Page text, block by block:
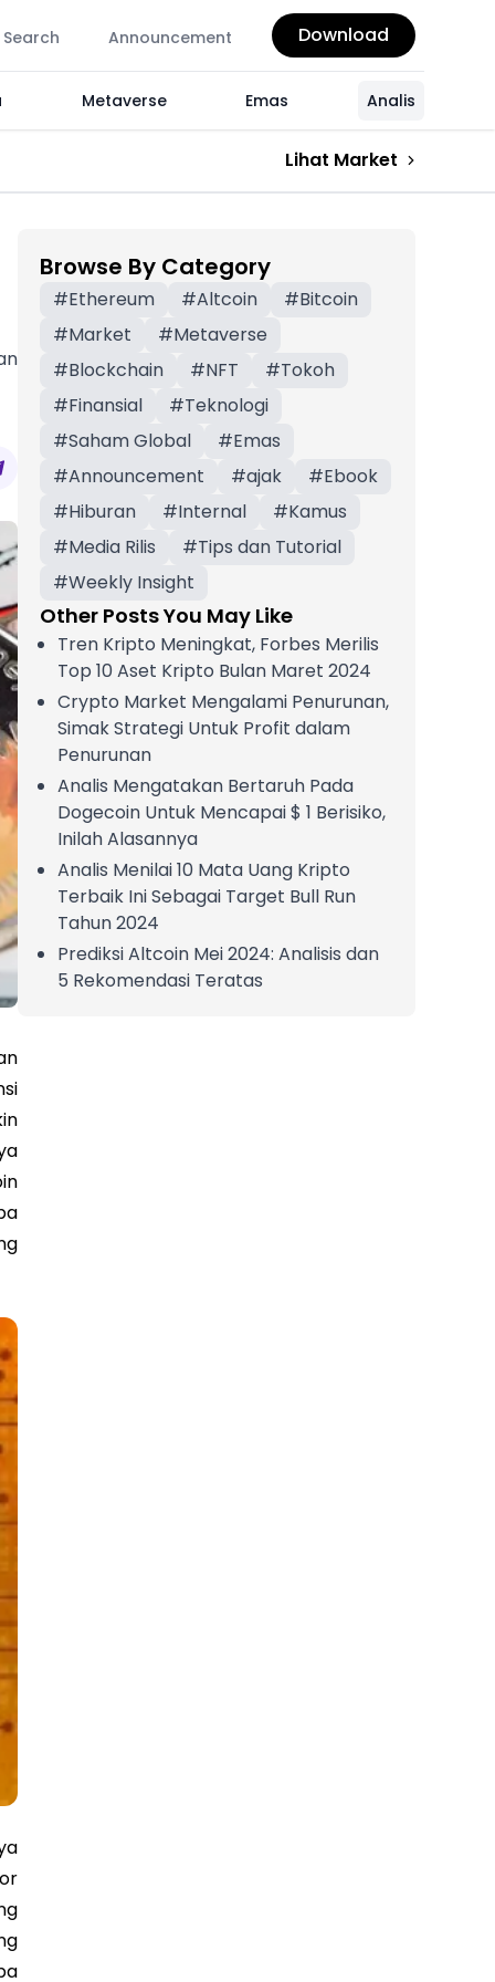
Search Announcement Download
Metaverse Emas Analis
Lihat Market
Browse By Category
#Ethereum #Altcoin #Bitcoin
#Market #Metaverse
#Blockchain #NFT #Tokoh
#Finansial #Teknologi
#Saham Global #Emas
#Announcement #ajak #Ebook
#Hiburan #Internal #Kamus
#Media Rilis #Tips dan Tutorial
#Weekly Insight
Other Posts You May Like
Tren Kripto Meningkat, Forbes Merilis
Top 10 Aset Kripto Bulan Maret 2024
Crypto Market Mengalami Penurunan,
Simak Strategi Untuk Profit dalam
Penurunan
Analis Mengatakan Bertaruh Pada
Dogecoin Untuk Mencapai $ 1 Berisiko,
Inilah Alasannya
Analis Menilai 10 Mata Uang Kripto
Terbaik Ini Sebagai Target Bull Run
Tahun 2024
Prediksi Altcoin Mei 2024: Analisis dan
5 Rekomendasi Teratas